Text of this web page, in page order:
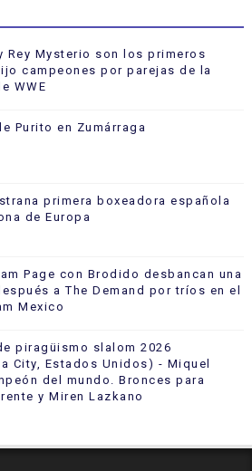
Rey Mysterio son los primeros
campeones por parejas de la
WWE
Purito en Zumárraga
primera boxeadora española
de Europa
Page con Brodido desbancan una
a The Demand por tríos en el
Mexico
piragüismo slalom 2026
City, Estados Unidos) - Miquel
del mundo. Bronces para
y Miren Lazkano